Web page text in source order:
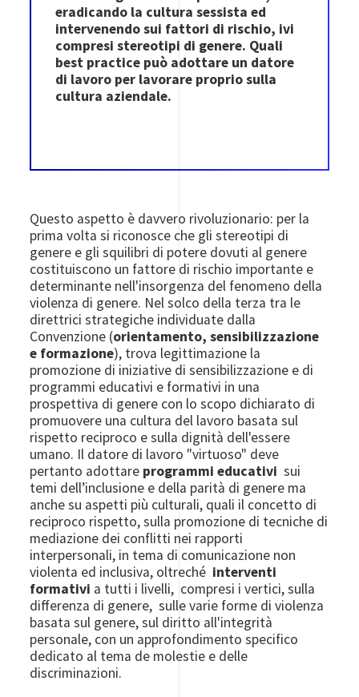
eradicando la cultura sessista ed
intervenendo sui fattori di rischio, ivi
compresi stereotipi di genere. Quali
best practice può adottare un datore
di lavoro per lavorare proprio sulla
cultura aziendale.
Questo aspetto è davvero rivoluzionario: per la
prima volta si riconosce che gli stereotipi di
genere e gli squilibri di potere dovuti al genere
costituiscono un fattore di rischio importante e
determinante nell'insorgenza del fenomeno della
violenza di genere. Nel solco della terza tra le
direttrici strategiche individuate dalla
Convenzione (orientamento, sensibilizzazione
e formazione), trova legittimazione la
promozione di iniziative di sensibilizzazione e di
programmi educativi e formativi in una
prospettiva di genere con lo scopo dichiarato di
promuovere una cultura del lavoro basata sul
rispetto reciproco e sulla dignità dell'essere
umano. Il datore di lavoro "virtuoso" deve
pertanto adottare programmi educativi sui
temi dell’inclusione e della parità di genere ma
anche su aspetti più culturali, quali il concetto di
reciproco rispetto, sulla promozione di tecniche di
mediazione dei conflitti nei rapporti
interpersonali, in tema di comunicazione non
violenta ed inclusiva, oltreché interventi
formativi a tutti i livelli, compresi i vertici, sulla
differenza di genere, sulle varie forme di violenza
basata sul genere, sul diritto all'integrità
personale, con un approfondimento specifico
dedicato al tema de molestie e delle
discriminazioni.